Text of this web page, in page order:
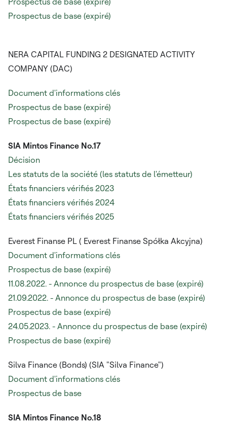
Prospectus de base (expiré)
NERA CAPITAL FUNDING 2 DESIGNATED ACTIVITY
COMPANY (DAC)
Document d'informations clés
Prospectus de base (expiré)
Prospectus de base (expiré)
SIA Mintos Finance No.17
Décision
Les statuts de la société (les statuts de l'émetteur)
États financiers vérifiés 2023
États financiers vérifiés 2024
États financiers vérifiés 2025
Everest Finanse PL ( Everest Finanse Spółka Akcyjna)
Document d'informations clés
Prospectus de base (expiré)
11.08.2022. - Annonce du prospectus de base (expiré)
21.09.2022. - Annonce du prospectus de base (expiré)
Prospectus de base (expiré)
24.05.2023. - Annonce du prospectus de base (expiré)
Prospectus de base (expiré)
Silva Finance (Bonds) (SIA "Silva Finance")
Document d'informations clés
Prospectus de base
SIA Mintos Finance No.18